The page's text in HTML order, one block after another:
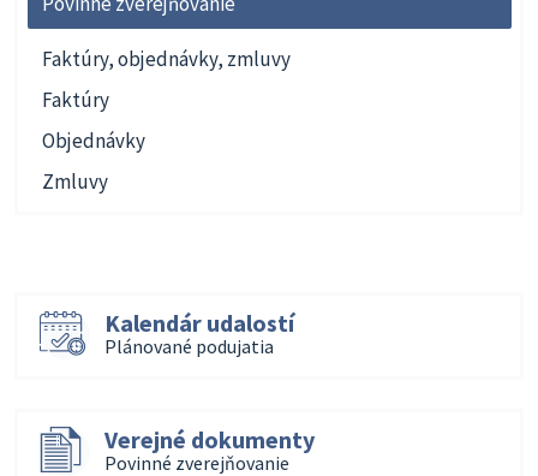
Faktúry, objednávky, zmluvy
Faktúry
Objednávky
Zmluvy
Kalendár udalostí
Plánované podujatia
Verejné dokumenty
Povinné zverejňovanie